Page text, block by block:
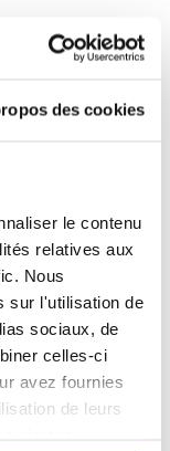
des cookies
le contenu
relatives aux
Nous
sur l'utilisation de
sociaux, de
celles-ci
avez fournies
de leurs